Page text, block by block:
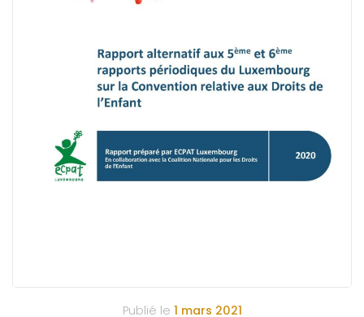
Publié le 1 mars 2021